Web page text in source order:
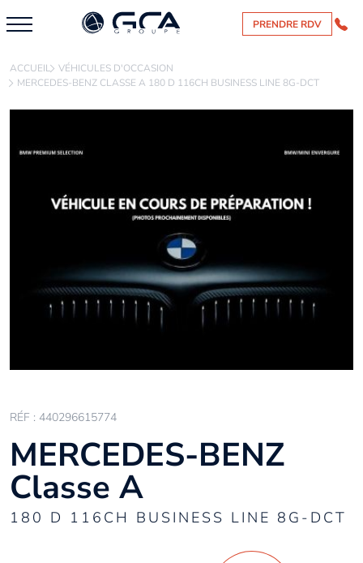
PRENDRE RDV
ACCUEIL VÉHICULES D'OCCASION
MERCEDES-BENZ CLASSE A 180 D 116CH BUSINESS LINE 8G-DCT
RÉF : 440296615774
MERCEDES-BENZ
Classe A
180 D 116CH BUSINESS LINE 8G-DCT